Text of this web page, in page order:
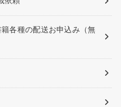
籍各種の配送お申込み（無